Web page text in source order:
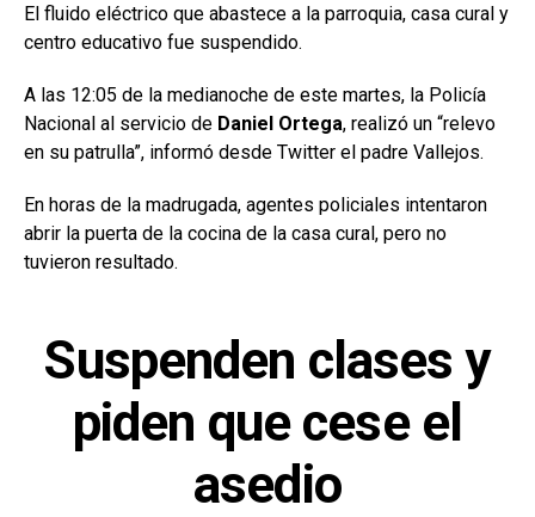
El fluido eléctrico que abastece a la parroquia, casa cural y
centro educativo fue suspendido.
A las 12:05 de la medianoche de este martes, la Policía
Nacional al servicio de Daniel Ortega, realizó un “relevo
en su patrulla”, informó desde Twitter el padre Vallejos.
En horas de la madrugada, agentes policiales intentaron
abrir la puerta de la cocina de la casa cural, pero no
tuvieron resultado.
Suspenden clases y
piden que cese el
asedio